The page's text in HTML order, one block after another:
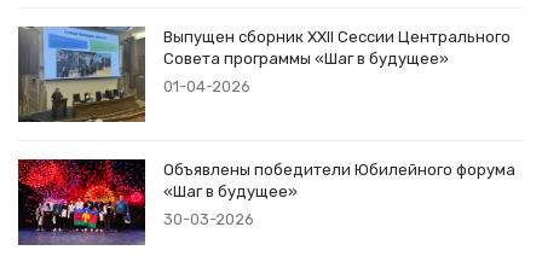
Выпущен сборник XXII Сессии Центрального
Совета программы «Шаг в будущее»
01-04-2026
Объявлены победители Юбилейного форума
«Шаг в будущее»
30-03-2026